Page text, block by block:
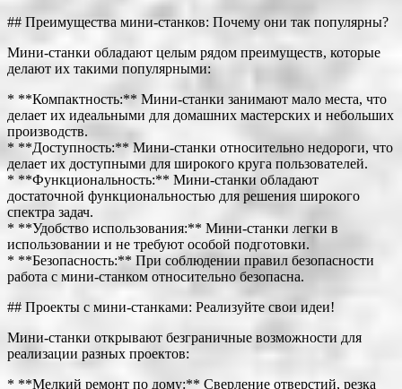
## Преимущества мини-станков: Почему они так популярны?
Мини-станки обладают целым рядом преимуществ, которые
делают их такими популярными:
* **Компактность:** Мини-станки занимают мало места, что
делает их идеальными для домашних мастерских и небольших
производств.
* **Доступность:** Мини-станки относительно недороги, что
делает их доступными для широкого круга пользователей.
* **Функциональность:** Мини-станки обладают
достаточной функциональностью для решения широкого
спектра задач.
* **Удобство использования:** Мини-станки легки в
использовании и не требуют особой подготовки.
* **Безопасность:** При соблюдении правил безопасности
работа с мини-станком относительно безопасна.
## Проекты с мини-станками: Реализуйте свои идеи!
Мини-станки открывают безграничные возможности для
реализации разных проектов:
* **Мелкий ремонт по дому:** Сверление отверстий, резка